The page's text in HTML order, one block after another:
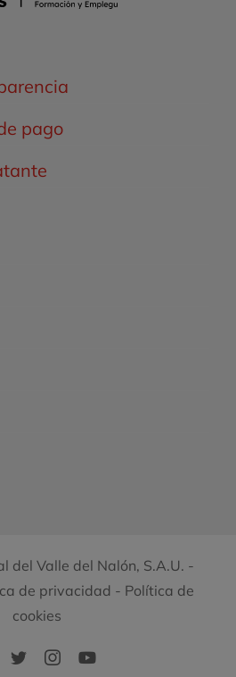
pago
del Valle del Nalón, S.A.U. -
de privacidad - Política de
cookies
Facebook
TwitterInstagramYouTube